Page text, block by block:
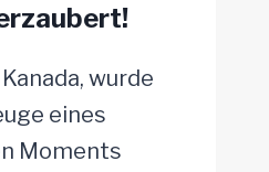
wurde
eines
Moments